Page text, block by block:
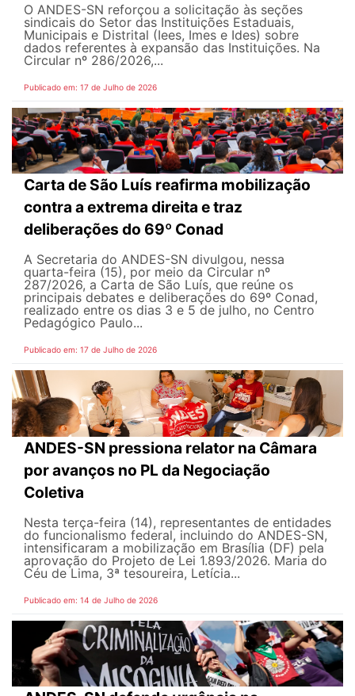
O ANDES-SN reforçou a solicitação às seções
sindicais do Setor das Instituições Estaduais,
Municipais e Distrital (Iees, Imes e Ides) sobre
dados referentes à expansão das Instituições. Na
Circular nº 286/2026,...
Publicado em: 17 de Julho de 2026
Carta de São Luís reafirma mobilização
contra a extrema direita e traz
deliberações do 69º Conad
A Secretaria do ANDES-SN divulgou, nessa
quarta-feira (15), por meio da Circular nº
287/2026, a Carta de São Luís, que reúne os
principais debates e deliberações do 69º Conad,
realizado entre os dias 3 e 5 de julho, no Centro
Pedagógico Paulo...
Publicado em: 17 de Julho de 2026
ANDES-SN pressiona relator na Câmara
por avanços no PL da Negociação
Coletiva
Nesta terça-feira (14), representantes de entidades
do funcionalismo federal, incluindo do ANDES-SN,
intensificaram a mobilização em Brasília (DF) pela
aprovação do Projeto de Lei 1.893/2026. Maria do
Céu de Lima, 3ª tesoureira, Letícia...
Publicado em: 14 de Julho de 2026